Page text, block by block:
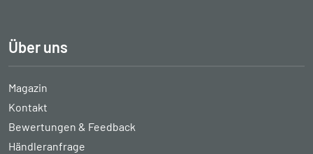
Über uns
Magazin
Kontakt
Bewertungen & Feedback
Händleranfrage